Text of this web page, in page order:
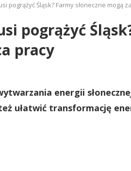
pogrążyć Śląsk? Farmy słoneczne mogą
pogrążyć
pracy
energii
ułatwić transformację